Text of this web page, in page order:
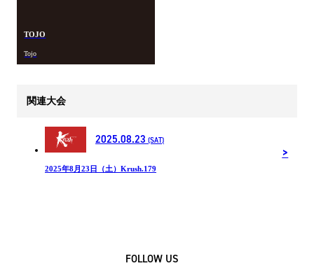
TOJO
Tojo
関連大会
2025.08.23 (SAT)
2025年8月23日（土）Krush.179
FOLLOW US